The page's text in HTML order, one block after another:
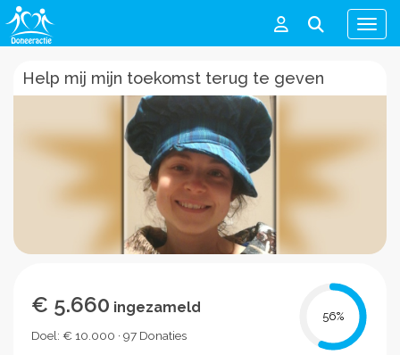
Menu
Help mij mijn toekomst terug te geven
€ 5.660 ingezameld
Doel: € 10.000 · 97 Donaties
56%